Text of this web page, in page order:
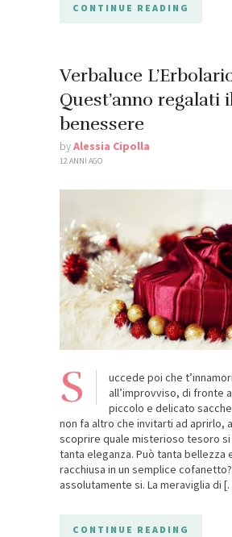
CONTINUE READING
Verbaluce
Quest’anno regalati
benessere
byAlessia Cipolla
12 ANNI AGO
S
uccede poi che
all’improvviso, di fronte
piccolo e delicato
non fa altro che invitarti ad aprirlo,
scoprire quale misterioso tesoro si
tanta eleganza. Può tanta bellezza
racchiusa in un semplice
assolutamente si. La meraviglia di
CONTINUE READING